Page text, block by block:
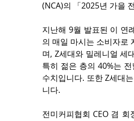
(NCA)의 「2025년 가을
지난해 9월 발표된 이 연
의 매일 마시는 소비자로
며, Z세대와 밀레니얼 세
특히 젊은 층의 40%는
수치입니다. 또한 Z세대
니다.
전미커피협회 CEO 겸 회